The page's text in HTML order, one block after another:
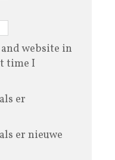
website in
time I
er
er nieuwe